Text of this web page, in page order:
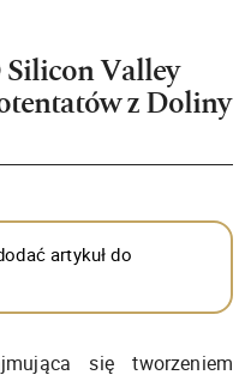
Valley
z Doliny
artykuł do
się tworzeniem